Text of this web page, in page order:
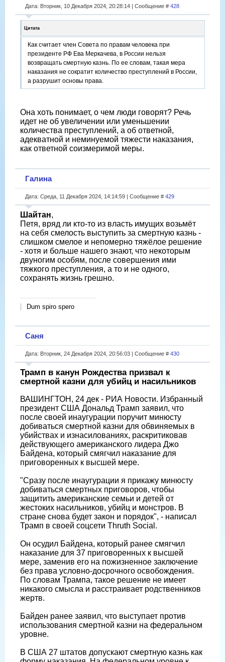
Дата: Вторник, 10 Декабря 2024, 20:28:14 | Сообщение # 428
Цитата
Как считает член Совета по правам человека при
президенте РФ Ева Меркачева, в России нельзя
возвращать смертную казнь. По ее словам, такая мера
наказания не сократит количество преступлений в России,
а разрушит основы права.
Она хоть понимает, о чем люди говорят? Речь
идет не об увеличении или уменьшении
количества преступлений, а об ответной,
адекватной и неминуемой тяжести наказания,
как ответной соизмеримой меры.
Галина
Дата: Среда, 11 Декабря 2024, 14:14:59 | Сообщение # 429
Шайтан,
Петя, вряд ли кто-то из власть имущих возьмёт
на себя смелость выступить за смертную казнь -
слишком смелое и непомерно тяжёлое решение
- хотя и больше нашего знают, что некоторым
двуногим особям, после совершения ими
тяжкого преступления, а то и не одного,
сохранять жизнь грешно.
Dum spiro spero
Саня
Дата: Вторник, 24 Декабря 2024, 20:56:03 | Сообщение # 430
Трамп в канун Рождества призвал к
смертной казни для убийц и насильников
ВАШИНГТОН, 24 дек - РИА Новости. Избранный
президент США Дональд Трамп заявил, что
после своей инаугурации поручит минюсту
добиваться смертной казни для обвиняемых в
убийствах и изнасилованиях, раскритиковав
действующего американского лидера Джо
Байдена, который смягчил наказание для
приговоренных к высшей мере.
"Сразу после инаугурации я прикажу минюсту
добиваться смертных приговоров, чтобы
защитить американские семьи и детей от
жестоких насильников, убийц и монстров. В
стране снова будет закон и порядок", - написал
Трамп в своей соцсети Thruth Social.
Он осудил Байдена, который ранее смягчил
наказание для 37 приговоренных к высшей
мере, заменив его на пожизненное заключение
без права условно-досрочного освобождения.
По словам Трампа, такое решение не имеет
никакого смысла и расстраивает родственников
жертв.
Байден ранее заявил, что выступает против
использования смертной казни на федеральном
уровне.
В США 27 штатов допускают смертную казнь как